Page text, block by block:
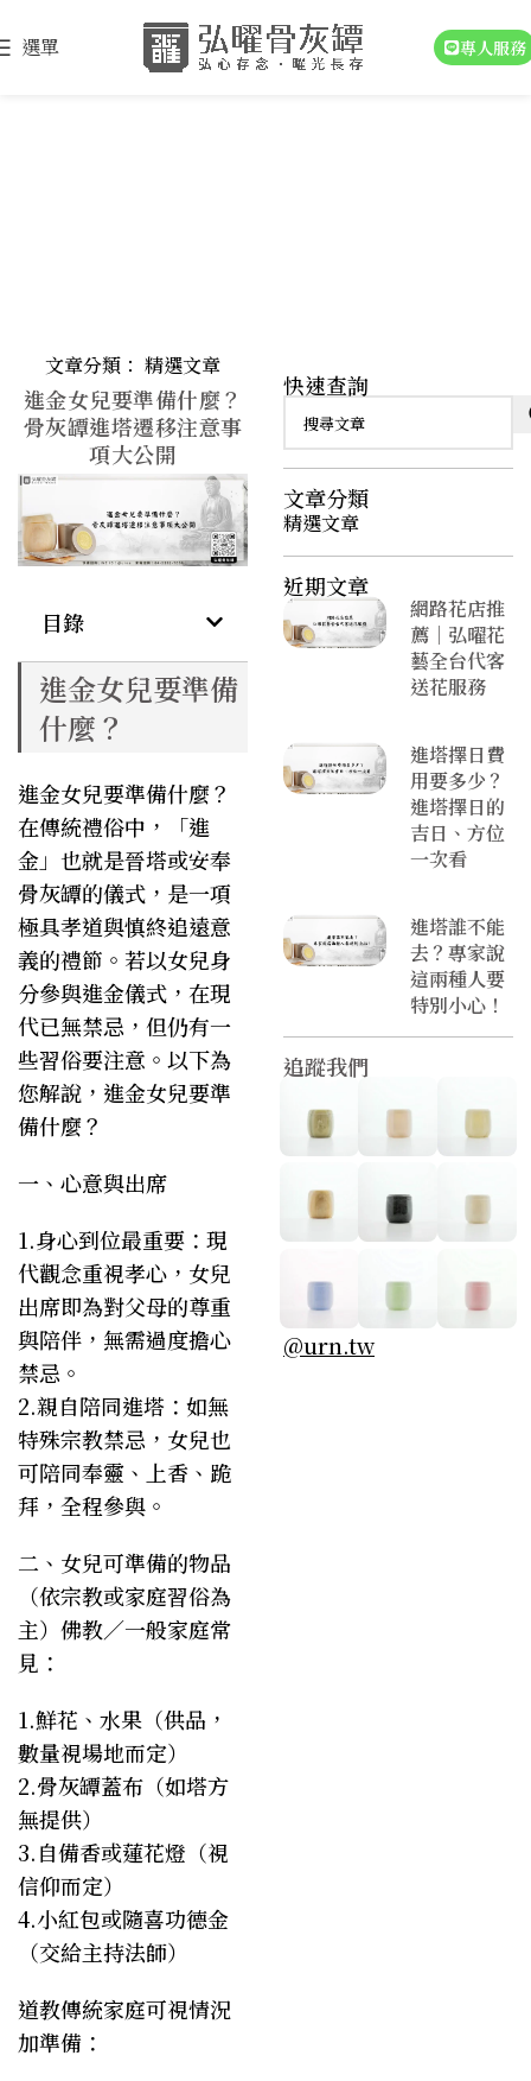
選單 專人服務
文章分類： 精選文章
進金女兒要準備什麼？
骨灰罈進塔遷移注意事
項大公開
目錄
進金女兒要準備
什麼？
進金女兒要準備什麼？
在傳統禮俗中，「進
金」也就是晉塔或安奉
骨灰罈的儀式，是一項
極具孝道與慎終追遠意
義的禮節。若以女兒身
分參與進金儀式，在現
代已無禁忌，但仍有一
些習俗要注意。以下為
您解說，進金女兒要準
備什麼？
一、心意與出席
1.身心到位最重要：現
代觀念重視孝心，女兒
出席即為對父母的尊重
與陪伴，無需過度擔心
禁忌。
2.親自陪同進塔：如無
特殊宗教禁忌，女兒也
可陪同奉靈、上香、跪
拜，全程參與。
二、女兒可準備的物品
（依宗教或家庭習俗為
主）佛教／一般家庭常
見：
1.鮮花、水果（供品，
數量視場地而定）
2.骨灰罈蓋布（如塔方
無提供）
3.自備香或蓮花燈（視
信仰而定）
4.小紅包或隨喜功德金
（交給主持法師）
道教傳統家庭可視情況
加準備：
快速查詢
文章分類
精選文章
近期文章
網路花店推
薦｜弘曜花
藝全台代客
送花服務
進塔擇日費
用要多少？
進塔擇日的
吉日、方位
一次看
進塔誰不能
去？專家說
這兩種人要
特別小心！
追蹤我們
@urn.tw